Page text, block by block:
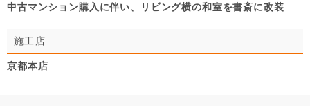
中古マンション購入に伴い、リビング横の和室を書斎に改装
施工店
京都本店